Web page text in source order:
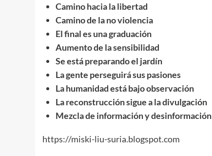
Camino hacia la libertad
Camino de la no violencia
El final es una graduación
Aumento de la sensibilidad
Se está preparando el jardín
La gente perseguirá sus pasiones
La humanidad está bajo observación
La reconstrucción sigue a la divulgación
Mezcla de información y desinformación
https://miski-liu-suria.blogspot.com